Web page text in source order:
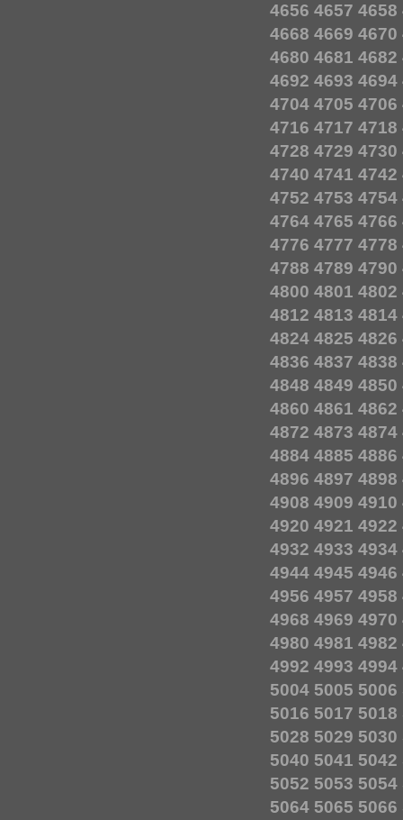
4656 4657 4658
4668 4669 4670
4680 4681 4682
4692 4693 4694
4704 4705 4706
4716 4717 4718
4728 4729 4730
4740 4741 4742
4752 4753 4754
4764 4765 4766
4776 4777 4778
4788 4789 4790
4800 4801 4802
4812 4813 4814
4824 4825 4826
4836 4837 4838
4848 4849 4850
4860 4861 4862
4872 4873 4874
4884 4885 4886
4896 4897 4898
4908 4909 4910
4920 4921 4922
4932 4933 4934
4944 4945 4946
4956 4957 4958
4968 4969 4970
4980 4981 4982
4992 4993 4994
5004 5005 5006
5016 5017 5018
5028 5029 5030
5040 5041 5042
5052 5053 5054
5064 5065 5066